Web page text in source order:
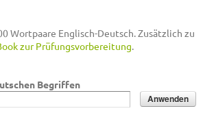
Wortpaare Englisch-Deutsch. Zusätzlich zu
zur Prüfungsvorbereitung.
Begriffen